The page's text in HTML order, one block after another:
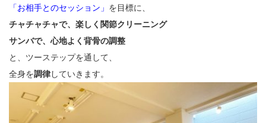
「お相手とのセッション」 を目標に、
チャチャチャで、楽しく関節クリーニング
サンバで、心地よく背骨の調整
と、ツーステップを通して、
全身を調律していきます。